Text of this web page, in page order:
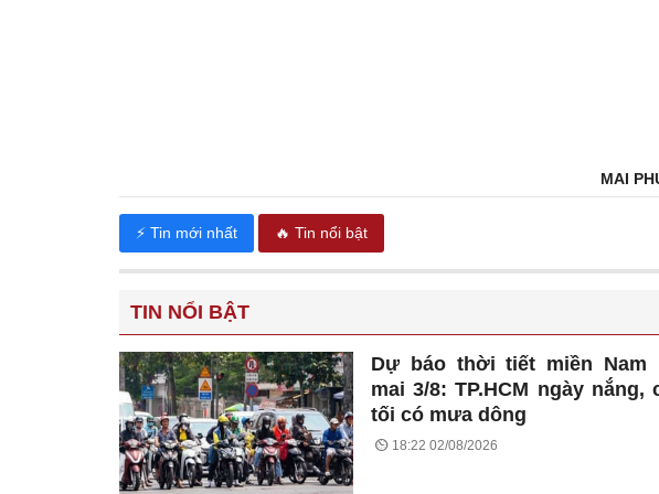
MAI
⚡ Tin mới nhất 🔥 Tin nổi bật
TIN NỔI BẬT
Dự báo thời tiết miền Nam
mai 3/8: TP.HCM ngày nắng,
tối có mưa dông
18:22 02/08/2026